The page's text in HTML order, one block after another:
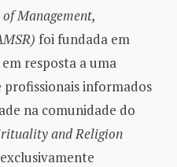
Management,
foi fundada em
em resposta a uma
profissionais informados
na comunidade do
and Religion